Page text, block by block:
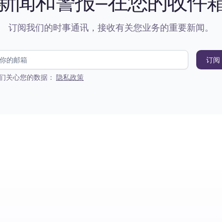
订阅我们的时事通讯，接收有关您业务的重要新闻。
关心您的数据： 隐私政策